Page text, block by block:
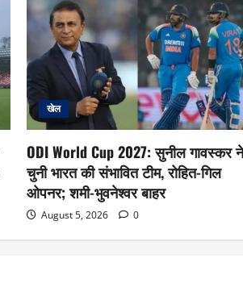
खेल
ODI World Cup 2027: सुनील गावस्कर
चुनी भारत की संभावित टीम, रोहित-गिल
ओपनर; शमी-भुवनेश्वर बाहर
August 5, 2026 0